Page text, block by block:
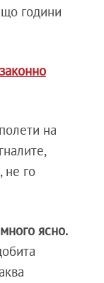
години
на
не го
ясно.